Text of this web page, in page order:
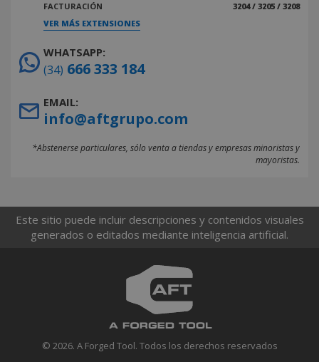
FACTURACIÓN
3204 / 3205 / 3208
VER MÁS EXTENSIONES
WHATSAPP:
(34) 666 333 184
EMAIL:
info@aftgrupo.com
*Abstenerse particulares, sólo venta a tiendas y empresas minoristas y
mayoristas.
Este sitio puede incluir descripciones y contenidos visuales
generados o editados mediante inteligencia artificial.
© 2026. A Forged Tool. Todos los derechos reservados